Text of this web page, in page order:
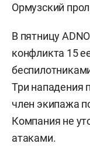
Ормузский
В пятницу
конфликта 15
Три нападения
член экипажа
Компания не
атаками.